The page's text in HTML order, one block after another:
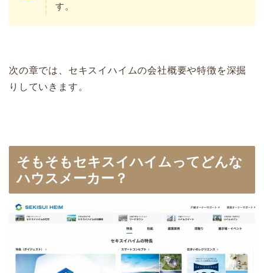
す。
次の章では、セキスイハイムの会社概要や特徴を深掘
りしていきます。
そもそもセキスイハイムってどんな
ハウスメーカー？